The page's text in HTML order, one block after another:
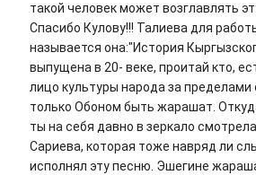
такой человек может возглавлять
Спасибо Кулову!!! Талиева для
называется она:"История
выпущена в 20- веке, проитай кто,
лицо культуры народа за пределами
только Обоном быть жарашат.
ты на себя давно в зеркало
Сариева, которая тоже навряд ли
исполнял эту песню. Эшегине